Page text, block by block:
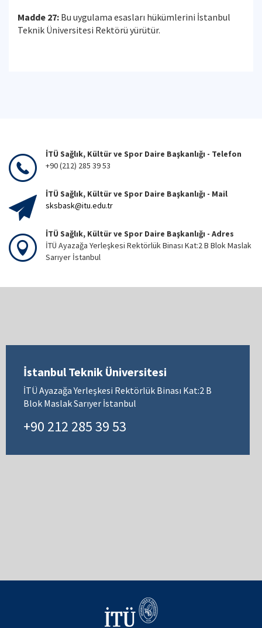
Madde 27: Bu uygulama esasları hükümlerini İstanbul
Teknik Üniversitesi Rektörü yürütür.
İTÜ Sağlık, Kültür ve Spor Daire Başkanlığı - Telefon
+90 (212) 285 39 53
İTÜ Sağlık, Kültür ve Spor Daire Başkanlığı - Mail
sksbask@itu.edu.tr
İTÜ Sağlık, Kültür ve Spor Daire Başkanlığı - Adres
İTÜ Ayazağa Yerleşkesi Rektörlük Binası Kat:2 B Blok Maslak
Sarıyer İstanbul
İstanbul Teknik Üniversitesi
İTÜ Ayazağa Yerleşkesi Rektörlük Binası Kat:2 B
Blok Maslak Sarıyer İstanbul
+90 212 285 39 53